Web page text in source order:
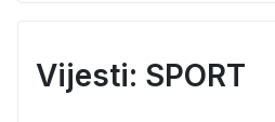
Vijesti: SPORT